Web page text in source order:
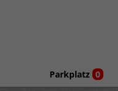
Parkplatz 0